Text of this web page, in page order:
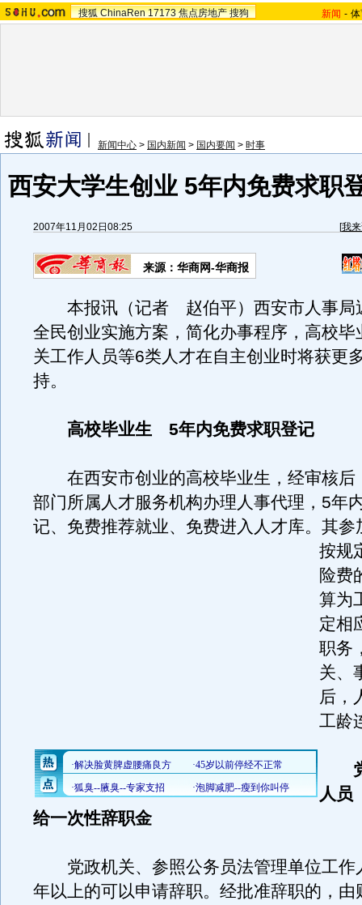
搜狐 ChinaRen 17173 焦点房地产 搜狗 新闻 -
新闻中心 > 国内新闻 > 国内要闻 > 时事
西安大学生创业 5年内免费求职
2007年11月02日08:25 [我
来源：华商网-华商报
本报讯（记者 赵伯平）西安市人事局
全民创业实施方案，简化办事程序，高校毕
关工作人员等6类人才在自主创业时将获更
持。
高校毕业生 5年内免费求职登记
在西安市创业的高校毕业生，经审核后
部门所属人才服务机构办理人事代理，5年
记、免费推荐就业、免费进入人才库。 其参
按规
险费
算为
定相
职务
关、
后，
工龄
人员
给一次性辞职金
党政机关、参照公务员法管理单位工作
年以上的可以申请辞职。经批准辞职的，由